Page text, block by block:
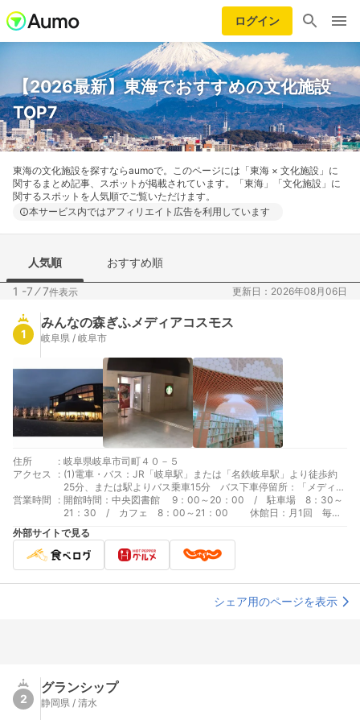
ログイン
【2026最新】東海でおすすめの文化施設
TOP7
東海の文化施設を探すならaumoで。このページには「東海 × 文化施設」に
関するまとめ記事、スポットが掲載されています。「東海」「文化施設」に
関するスポットを人気順でご覧いただけます。
本サービス内ではアフィリエイト広告を利用しています
人気順 おすすめ順
1 -7 ⁄7件表示 更新日：2026年08月06日
1
みんなの森ぎふメディアコスモス
岐阜県 / 岐阜市
住所 : 岐阜県岐阜市司町４０－５
アクセス
: (1)電車・バス：JR「岐阜駅」または「名鉄岐阜駅」より徒歩約
25分、または駅よりバス乗車15分 バス下車停留所：「メディア
コスモス前」下車すぐ / 「市民会館・裁判所前」下車す
ぐ / 「メディアコスモス・鶯谷高校口」下車徒歩3分
営業時間 : 開館時間：中央図書館 9：00～20：00 / 駐車場 8：30～
21：30 / カフェ 8：00～21：00 休館日：月1回 毎月
最終火曜日（祝日と重なる場合は翌日）及び年末年始 12月31日
～1月3日 休館日や開館時間外の資料返却は返却ポストを利用
※その他、保守点検等で臨時休館の場合あり ※カフェは年末年始
（12/31～1/3）を除き年中無休
外部サイトで見る
シェア用のページを表示
2
グランシップ
静岡県 / 清水